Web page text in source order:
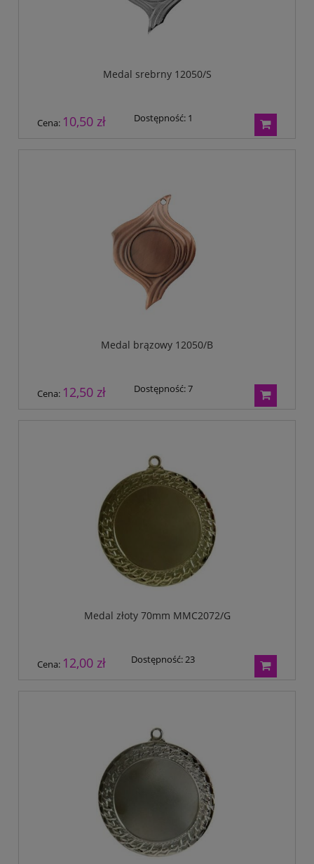
Medal srebrny 12050/S
Cena: 10,50 zł Dostępność: 1
Medal brązowy 12050/B
Cena: 12,50 zł Dostępność:7
Medal złoty 70mm MMC2072/G
Cena: 12,00 zł Dostępność:23